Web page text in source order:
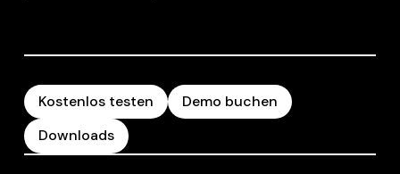
Kostenlos testen
Demo buchen
Downloads